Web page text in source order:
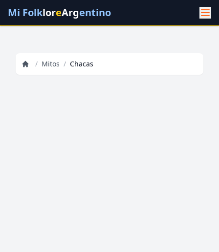
Mi FolkloreArgentino
/ Mitos / Chacas